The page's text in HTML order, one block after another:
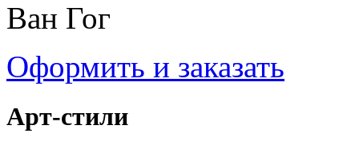
Ван Гог
Оформить и заказать
Арт-стили